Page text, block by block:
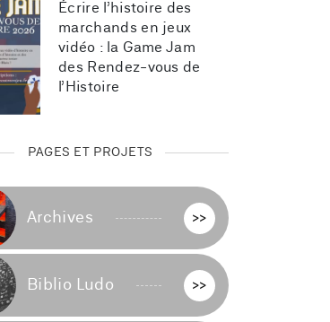
Écrire l’histoire des
marchands en jeux
vidéo : la Game Jam
des Rendez-vous de
l’Histoire
PAGES ET PROJETS
Archives >>
Biblio Ludo >>